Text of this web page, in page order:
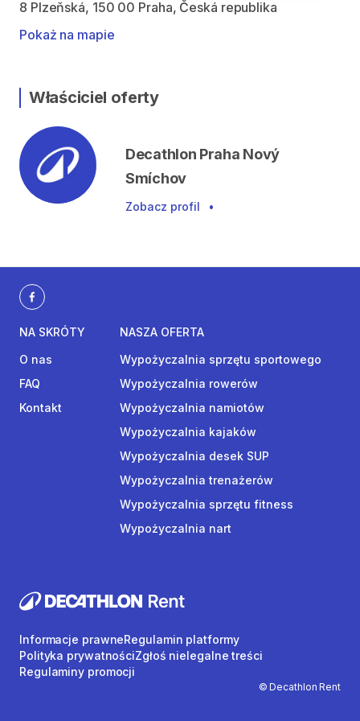
8 Plzeňská, 150 00 Praha, Česká republika
Pokaż na mapie
Właściciel oferty
Decathlon Praha Nový
Smíchov
Zobacz profil •
NA SKRÓTY
O nas
FAQ
Kontakt
NASZA OFERTA
Wypożyczalnia sprzętu sportowego
Wypożyczalnia rowerów
Wypożyczalnia namiotów
Wypożyczalnia kajaków
Wypożyczalnia desek SUP
Wypożyczalnia trenażerów
Wypożyczalnia sprzętu fitness
Wypożyczalnia nart
© Decathlon Rent
Informacje prawneRegulamin platformy
Polityka prywatnościZgłoś nielegalne treści
Regulaminy promocji